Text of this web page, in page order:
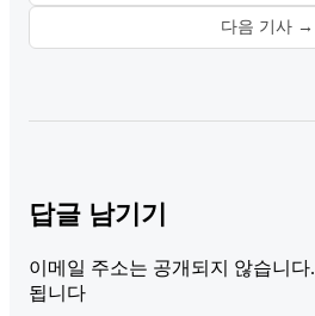
다음 기사 →
답글 남기기
이메일 주소는 공개되지 않습니다.
됩니다